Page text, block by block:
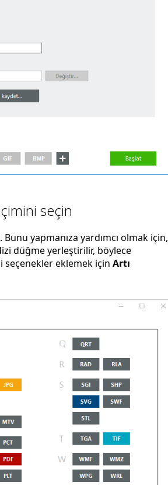
seçin
yapmanıza yardımcı olmak için,
düğme yerleştirilir, böylece
seçenekler eklemek için Artı